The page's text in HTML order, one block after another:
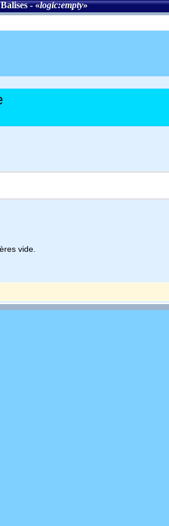
Balises- «logic:empty»
vide.